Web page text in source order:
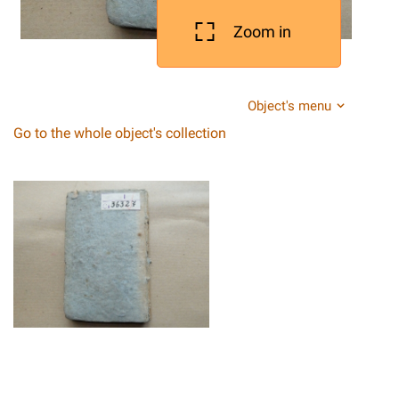
Zoom in
Object's menu
Go to the whole object's collection